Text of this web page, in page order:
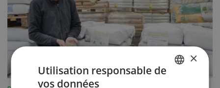
×
Utilisation responsable de
vos données